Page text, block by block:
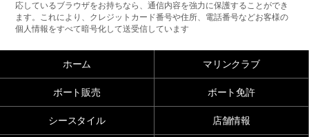
応しているブラウザをお持ちなら、通信内容を強力に保護することができ
ます。これにより、クレジットカード番号や住所、電話番号などお客様の
個人情報をすべて暗号化して送受信しています
ホーム マリンクラブ
ボート販売 ボート免許
シースタイル 店舗情報